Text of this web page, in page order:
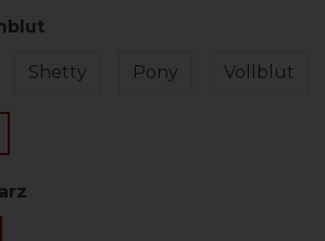
Shetty Pony Vollblut